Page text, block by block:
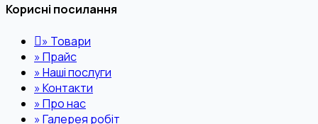
Корисні посилання
» Товари
»Прайс
»Наші послуги
»Контакти
»Про нас
»Галерея робіт